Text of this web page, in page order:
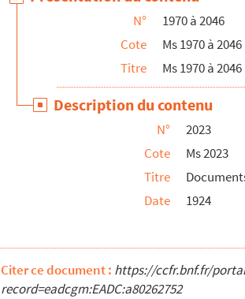
Ms 2983 à 2996. Diplômes d'études
Ms 2997 à 3004. Ms 2997 à 3004
N°
1970 à 2046
Cote
Ms 1970 à 2046
Titre
Ms 1970 à 2046
Description du contenu
N°
2023
Cote
Ms 2023
Titre
Date
1924
Citer ce document : https://ccfr.bnf.fr/
record=eadcgm:EADC:a80262752